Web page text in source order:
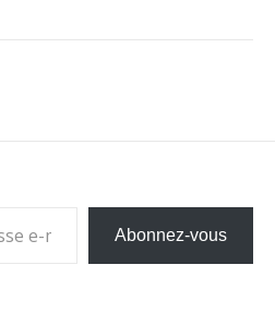
Abonnez-vous